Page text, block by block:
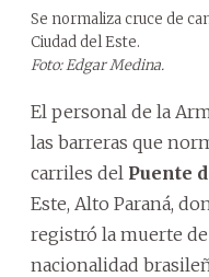
Se normaliza cruce de
Ciudad del Este.
Foto: Edgar Medina.
El personal de la
las barreras que
carriles del Puente
Este, Alto Paraná,
registró la muerte
nacionalidad